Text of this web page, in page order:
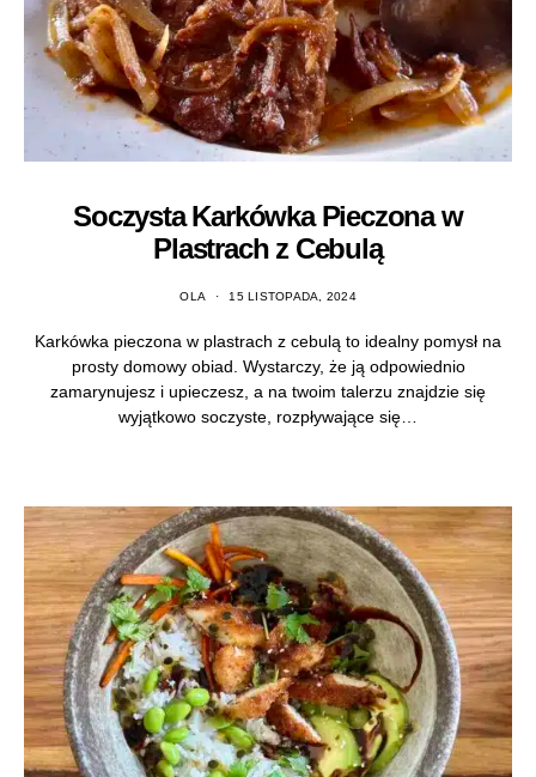
Soczysta Karkówka Pieczona w
Plastrach z Cebulą
OLA 15 LISTOPADA, 2024
Karkówka pieczona w plastrach z cebulą to idealny pomysł na
prosty domowy obiad. Wystarczy, że ją odpowiednio
zamarynujesz i upieczesz, a na twoim talerzu znajdzie się
wyjątkowo soczyste, rozpływające się…